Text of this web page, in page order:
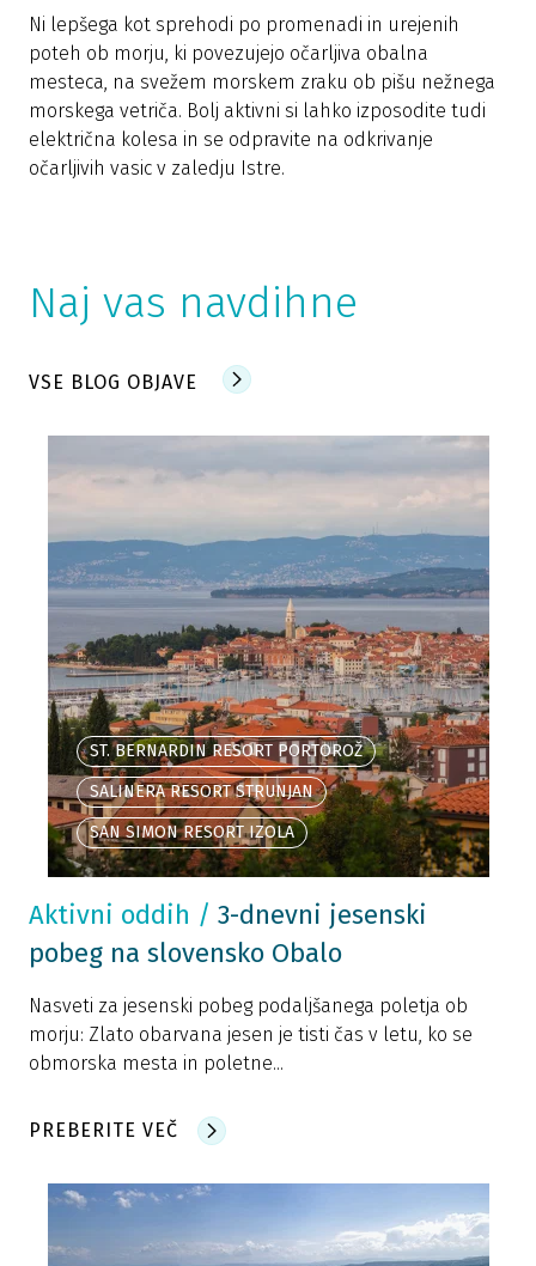
Ni lepšega kot sprehodi po promenadi in urejenih
poteh ob morju, ki povezujejo očarljiva obalna
mesteca, na svežem morskem zraku ob pišu nežnega
morskega vetriča. Bolj aktivni si lahko izposodite tudi
električna kolesa in se odpravite na odkrivanje
očarljivih vasic v zaledju Istre.
Naj vas navdihne
VSE BLOG OBJAVE
ST. BERNARDIN RESORT PORTOROŽ
SALINERA RESORT STRUNJAN
SAN SIMON RESORT IZOLA
Aktivni oddih / 3-dnevni jesenski
pobeg na slovensko Obalo
Nasveti za jesenski pobeg podaljšanega poletja ob
morju: Zlato obarvana jesen je tisti čas v letu, ko se
obmorska mesta in poletne...
PREBERITE VEČ